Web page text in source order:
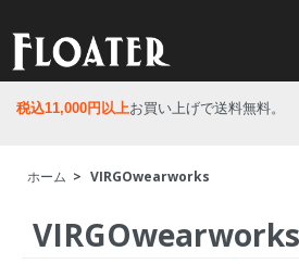
税込11,000円以上お買い上げで送料無料。
ホーム > VIRGOwearworks
VIRGOwearworks